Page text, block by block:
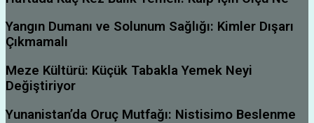
Yangın Dumanı ve Solunum Sağlığı: Kimler Dışarı
Çıkmamalı
Meze Kültürü: Küçük Tabakla Yemek Neyi
Değiştiriyor
Yunanistan’da Oruç Mutfağı: Nistisimo Beslenme